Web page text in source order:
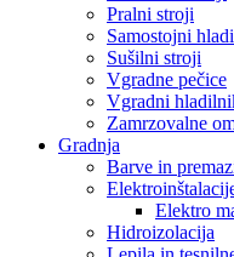
Pralni stroji
Samostojni
Sušilni stroji
Vgradne pečice
Vgradni
Zamrzovalne
Gradnja
Barve in
Elektro
Hidroizolacija